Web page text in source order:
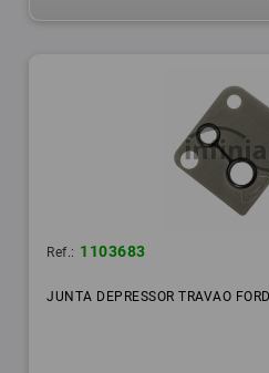
Ref.: 1103683
JUNTA DEPRESSOR TRAVAO